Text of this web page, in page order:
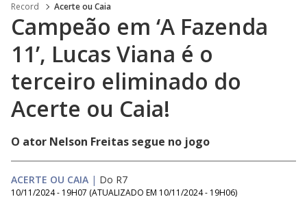
Record Acerte ou Caia
Campeão em ‘A Fazenda
11’, Lucas Viana é o
terceiro eliminado do
Acerte ou Caia!
O ator Nelson Freitas segue no jogo
ACERTE OU CAIA | Do R7
10/11/2024 - 19H07 (ATUALIZADO EM 10/11/2024 - 19H06)